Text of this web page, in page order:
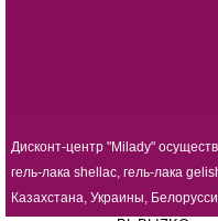
Дисконт-центр "Milady"
гель-лака shellac, гель-лака
Казахстана, Украины,